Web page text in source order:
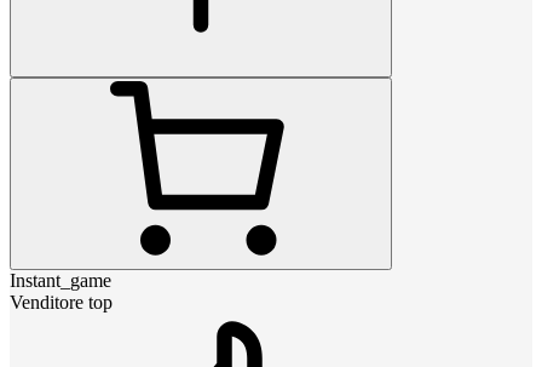
Instant_game
Venditore top